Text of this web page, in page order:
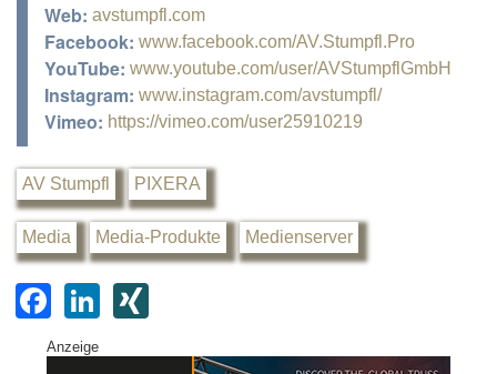
Web: avstumpfl.com
Facebook: www.facebook.com/AV.Stumpfl.Pro
YouTube: www.youtube.com/user/AVStumpflGmbH
Instagram: www.instagram.com/avstumpfl/
Vimeo: https://vimeo.com/user25910219
AV Stumpfl PIXERA
Media Media-Produkte Medienserver
F
a
Li
Anzeige